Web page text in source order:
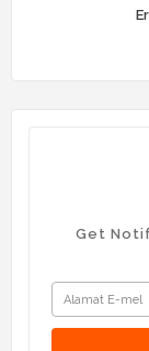
Get